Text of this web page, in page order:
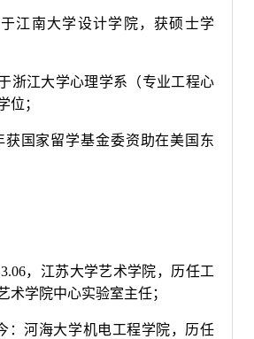
于江南大学设计学院，获硕士学
浙江大学心理学系（专业工程心
位；
获国家留学基金委资助在美国东
，江苏大学艺术学院，历任工
术学院中心实验室主任；
：河海大学机电工程学院，历任